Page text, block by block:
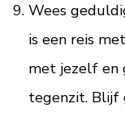
Wees
is een reis
met jezelf en
tegenzit. Blijf